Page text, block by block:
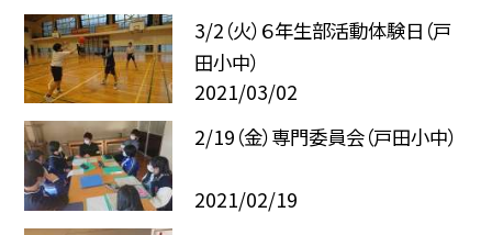
3/2（火）６年生部活動体験日（戸
田小中）
2021/03/02
2/19（金）専門委員会（戸田小中）
2021/02/19